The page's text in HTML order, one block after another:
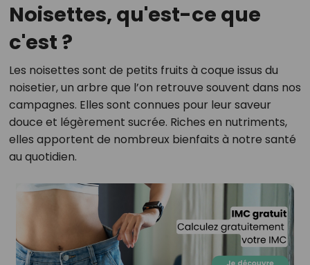
Noisettes, qu'est-ce que
c'est ?
Les noisettes sont de petits fruits à coque issus du
noisetier, un arbre que l’on retrouve souvent dans nos
campagnes. Elles sont connues pour leur saveur
douce et légèrement sucrée. Riches en nutriments,
elles apportent de nombreux bienfaits à notre santé
au quotidien.